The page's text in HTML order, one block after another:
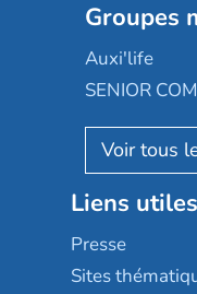
Les jardins
Occitalia
Reseda
Stella
Les villages
Sérénys
Résidences
Groupe SOS
Le Noble Âge
Almage
Résidalya
Groupe aplus
Groupes
Auxi'life
SENIOR
AGE D'OR
Liens utiles
Presse
Sites